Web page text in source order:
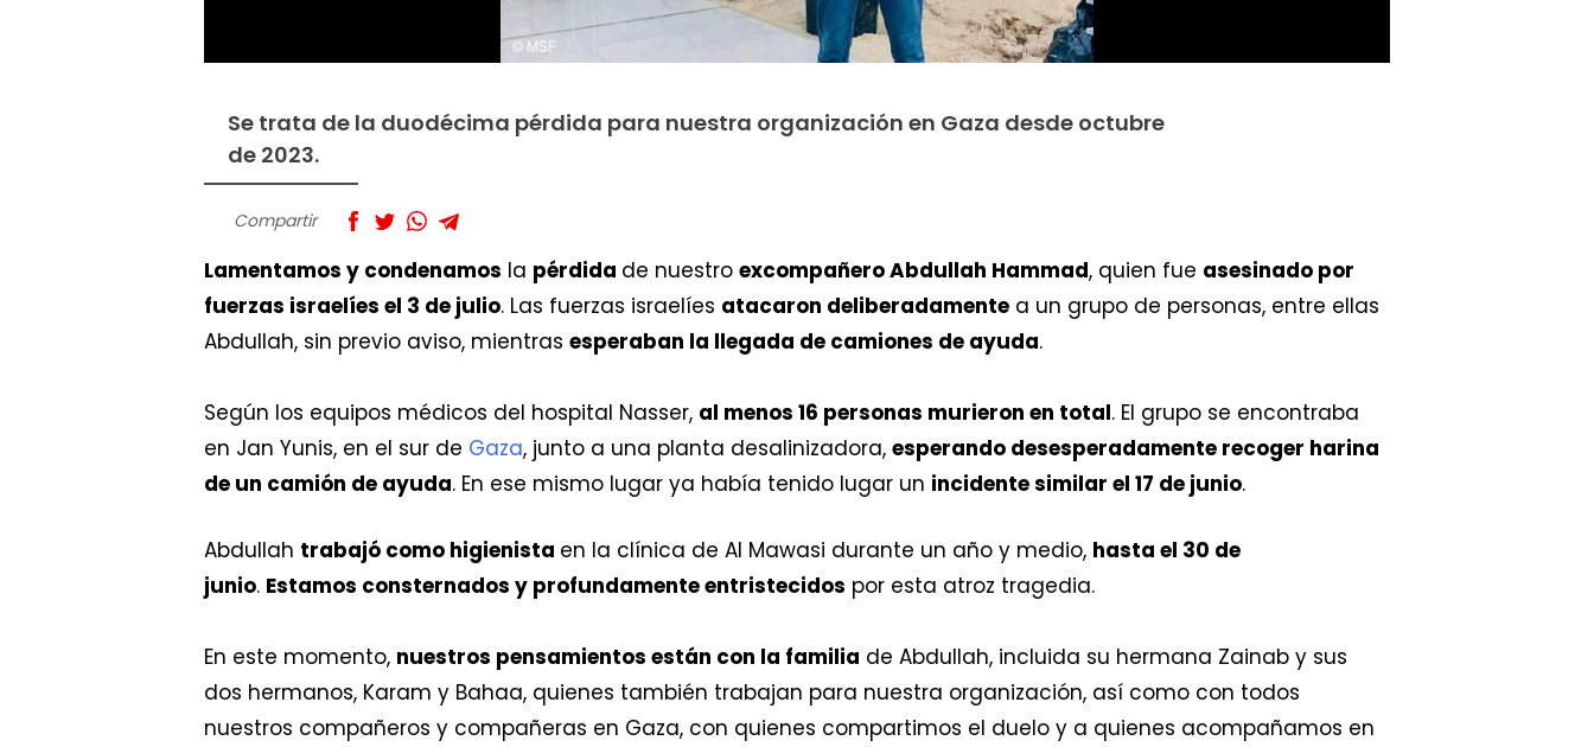
Se trata de la duodécima pérdida para nuestra organización en Gaza desde octubre
de 2023.
Compartir
Lamentamos y condenamos la pérdida de nuestro excompañero Abdullah Hammad, quien fue asesinado por
fuerzas israelíes el 3 de julio. Las fuerzas israelíes atacaron deliberadamente a un grupo de personas, entre ellas
Abdullah, sin previo aviso, mientras esperaban la llegada de camiones de ayuda.
Según los equipos médicos del hospital Nasser, al menos 16 personas murieron en total. El grupo se encontraba
en Jan Yunis, en el sur de Gaza, junto a una planta desalinizadora, esperando desesperadamente recoger harina
de un camión de ayuda. En ese mismo lugar ya había tenido lugar un incidente similar el 17 de junio.
Abdullah trabajó como higienista en la clínica de Al Mawasi durante un año y medio, hasta el 30 de
junio. Estamos consternados y profundamente entristecidos por esta atroz tragedia.
En este momento, nuestros pensamientos están con la familia de Abdullah, incluida su hermana Zainab y sus
dos hermanos, Karam y Bahaa, quienes también trabajan para nuestra organización, así como con todos
nuestros compañeros y compañeras en Gaza, con quienes compartimos el duelo y a quienes acompañamos en